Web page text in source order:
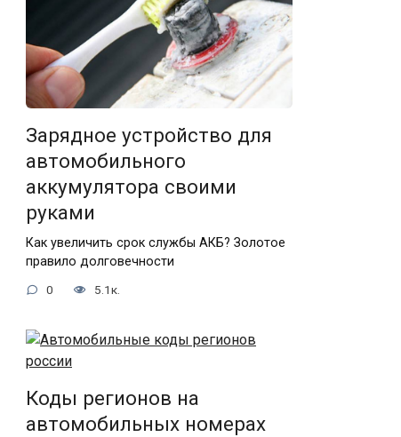
Зарядное устройство для
автомобильного
аккумулятора своими
руками
Как увеличить срок службы АКБ? Золотое
правило долговечности
0 5.1к.
Коды регионов на
автомобильных номерах